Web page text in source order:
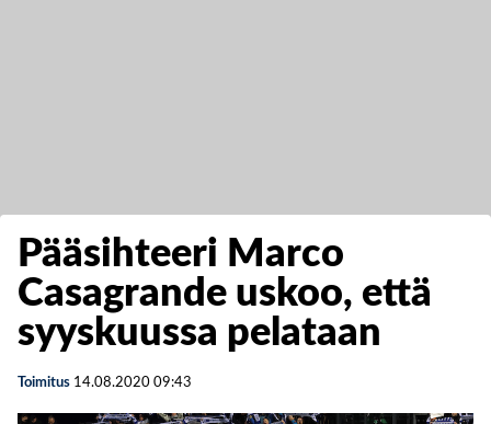
Pääsihteeri Marco
Casagrande uskoo, että
syyskuussa pelataan
Toimitus 14.08.2020 09:43